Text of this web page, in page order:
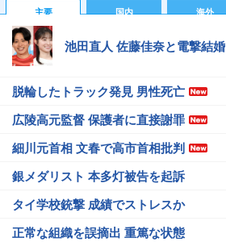
主要 国内 海外
池田直人 佐藤佳奈と電撃結婚
脱輪したトラック発見 男性死亡
広陵高元監督 保護者に直接謝罪
細川元首相 文春で高市首相批判
銀メダリスト 本多灯被告を起訴
タイ学校銃撃 成績でストレスか
正常な組織を誤摘出 重篤な状態